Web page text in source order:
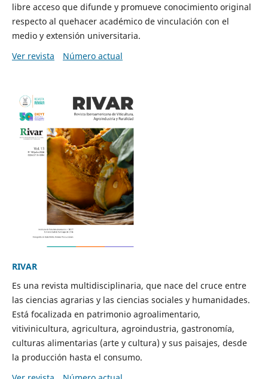
libre acceso que difunde y promueve conocimiento original
respecto al quehacer académico de vinculación con el
medio y extensión universitaria.
Ver revista
Número actual
RIVAR
Es una revista multidisciplinaria, que nace del cruce entre
las ciencias agrarias y las ciencias sociales y humanidades.
Está focalizada en patrimonio agroalimentario,
vitivinicultura, agricultura, agroindustria, gastronomía,
culturas alimentarias (arte y cultura) y sus paisajes, desde
la producción hasta el consumo.